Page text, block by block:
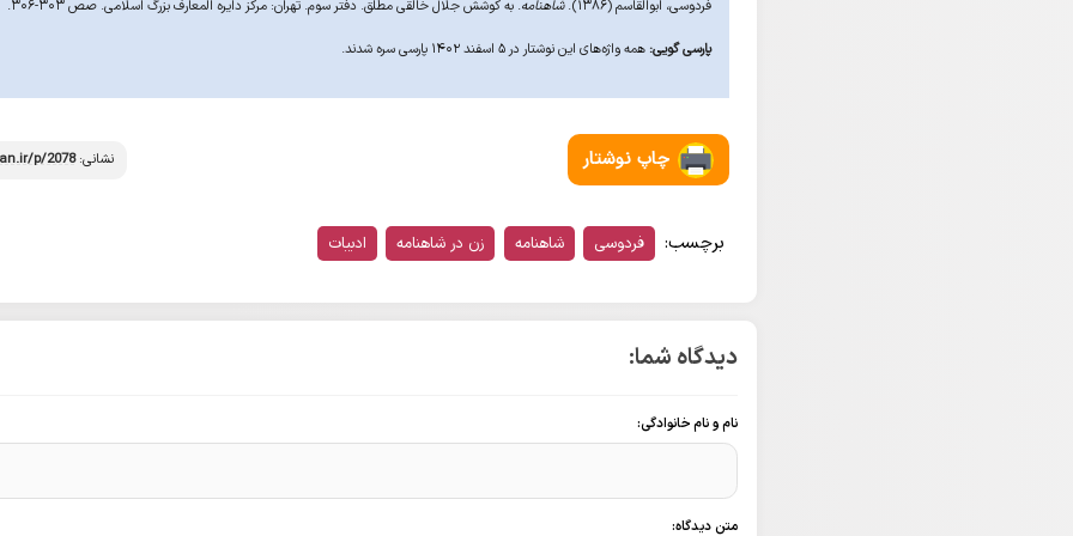
فردوسی، ابوالقاسم (۱۳۸۶). شاهنامه. به کوشش جلال خالقی مطلق. دفتر سوم. تهران: مرکز دایره المعارف بزرگ اسلامی. صص ۳۰۳-۳۰۶.
پارسی گویی: همه واژه‌های این نوشتار در ۵ اسفند ۱۴۰۲ پارسی سره شدند.
چاپ نوشتار نشانی:p/2078
برچسب: فردوسی شاهنامه زن در شاهنامه ادبیات
دیدگاه شما:
نام و نام خانوادگی:
متن دیدگاه: